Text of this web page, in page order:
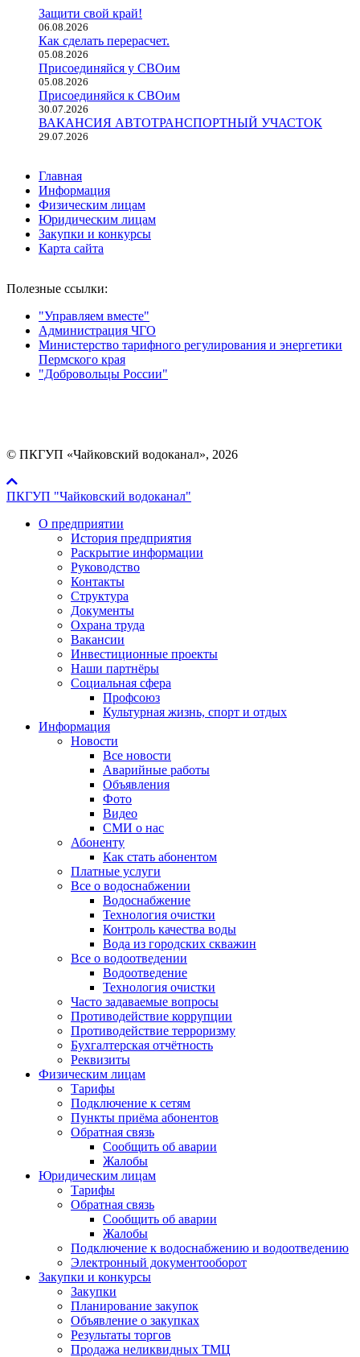
Защити свой край!
06.08.2026
Как сделать перерасчет.
05.08.2026
Присоединяйся у СВОим
05.08.2026
Присоединяйся к СВОим
30.07.2026
ВАКАНСИЯ АВТОТРАНСПОРТНЫЙ УЧАСТОК
29.07.2026
Главная
Информация
Физическим лицам
Юридическим лицам
Закупки и конкурсы
Карта сайта
Полезные ссылки:
"Управляем вместе"
Администрация ЧГО
Министерство тарифного регулирования и энергетики
Пермского края
"Добровольцы России"
© ПКГУП «Чайковский водоканал», 2026
ПКГУП "Чайковский водоканал"
О предприятии
История предприятия
Раскрытие информации
Руководство
Контакты
Структура
Документы
Охрана труда
Вакансии
Инвестиционные проекты
Наши партнёры
Социальная сфера
Профсоюз
Культурная жизнь, спорт и отдых
Информация
Новости
Все новости
Аварийные работы
Объявления
Фото
Видео
СМИ о нас
Абоненту
Как стать абонентом
Платные услуги
Все о водоснабжении
Водоснабжение
Технология очистки
Контроль качества воды
Вода из городских скважин
Все о водоотведении
Водоотведение
Технология очистки
Часто задаваемые вопросы
Противодействие коррупции
Противодействие терроризму
Бухгалтерская отчётность
Реквизиты
Физическим лицам
Тарифы
Подключение к сетям
Пункты приёма абонентов
Обратная связь
Сообщить об аварии
Жалобы
Юридическим лицам
Тарифы
Обратная связь
Сообщить об аварии
Жалобы
Подключение к водоснабжению и водоотведению
Электронный документооборот
Закупки и конкурсы
Закупки
Планирование закупок
Объявление о закупках
Результаты торгов
Продажа неликвидных ТМЦ